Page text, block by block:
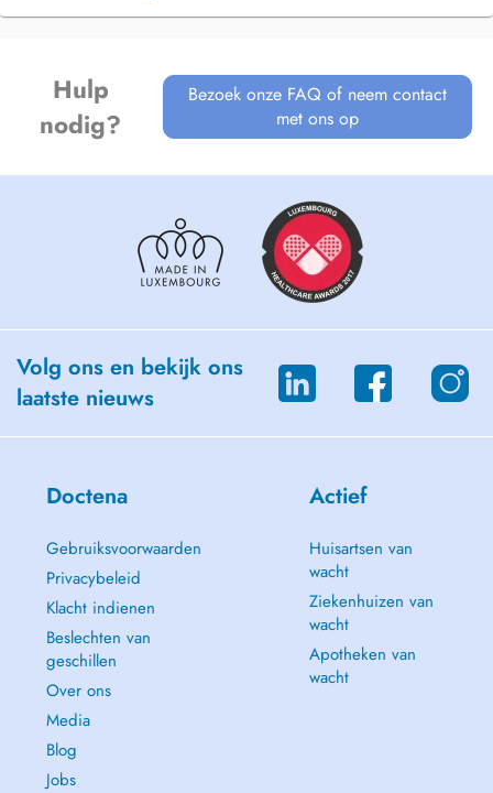
Hulp
nodig?
Bezoek onze FAQ of neem contact
met ons op
Volg ons en bekijk ons
laatste nieuws
Doctena
Gebruiksvoorwaarden
Privacybeleid
Klacht indienen
Beslechten van
geschillen
Over ons
Media
Blog
Jobs
Actief
Huisartsen van
wacht
Ziekenhuizen van
wacht
Apotheken van
wacht